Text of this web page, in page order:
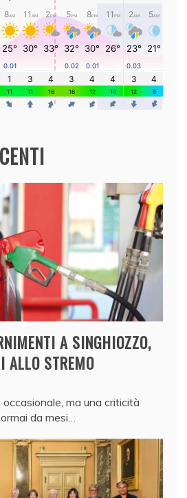
A SINGHIOZZO,
ALLO STREMO
ma una criticità
da mesi…